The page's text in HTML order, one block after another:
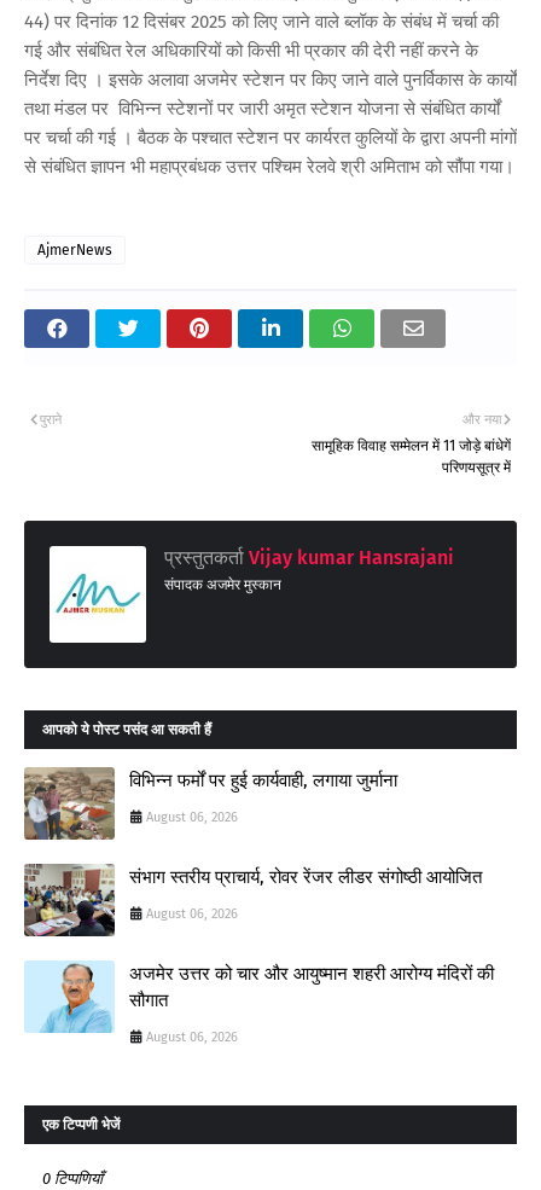
44) पर दिनांक 12 दिसंबर 2025 को लिए जाने वाले ब्लॉक के संबंध में चर्चा की
गई और संबंधित रेल अधिकारियों को किसी भी प्रकार की देरी नहीं करने के
निर्देश दिए । इसके अलावा अजमेर स्टेशन पर किए जाने वाले पुनर्विकास के कार्यों
तथा मंडल पर विभिन्न स्टेशनों पर जारी अमृत स्टेशन योजना से संबंधित कार्यों
पर चर्चा की गई । बैठक के पश्चात स्टेशन पर कार्यरत कुलियों के द्वारा अपनी मांगों
से संबंधित ज्ञापन भी महाप्रबंधक उत्तर पश्चिम रेलवे श्री अमिताभ को सौंपा गया।
AjmerNews
और नया
सामूहिक विवाह सम्मेलन में 11 जोड़े बांधेगें
परिणयसूत्र में
पुराने
प्रस्तुतकर्ता Vijay kumar Hansrajani
संपादक अजमेर मुस्कान
आपको ये पोस्ट पसंद आ सकती हैं
विभिन्न फर्मों पर हुई कार्यवाही, लगाया जुर्माना
August 06, 2026
संभाग स्तरीय प्राचार्य, रोवर रेंजर लीडर संगोष्ठी आयोजित
August 06, 2026
अजमेर उत्तर को चार और आयुष्मान शहरी आरोग्य मंदिरों की
सौगात
August 06, 2026
एक टिप्पणी भेजें
0 टिप्पणियाँ